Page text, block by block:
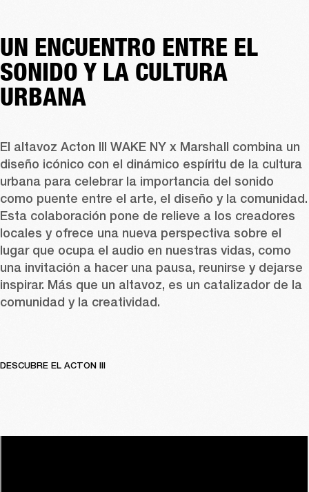
UN ENCUENTRO ENTRE EL
SONIDO Y LA CULTURA
URBANA
El altavoz Acton III WAKE NY x Marshall combina un
diseño icónico con el dinámico espíritu de la cultura
urbana para celebrar la importancia del sonido
como puente entre el arte, el diseño y la comunidad.
Esta colaboración pone de relieve a los creadores
locales y ofrece una nueva perspectiva sobre el
lugar que ocupa el audio en nuestras vidas, como
una invitación a hacer una pausa, reunirse y dejarse
inspirar. Más que un altavoz, es un catalizador de la
comunidad y la creatividad.
DESCUBRE EL ACTON III